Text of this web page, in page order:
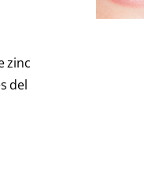
zinc
del